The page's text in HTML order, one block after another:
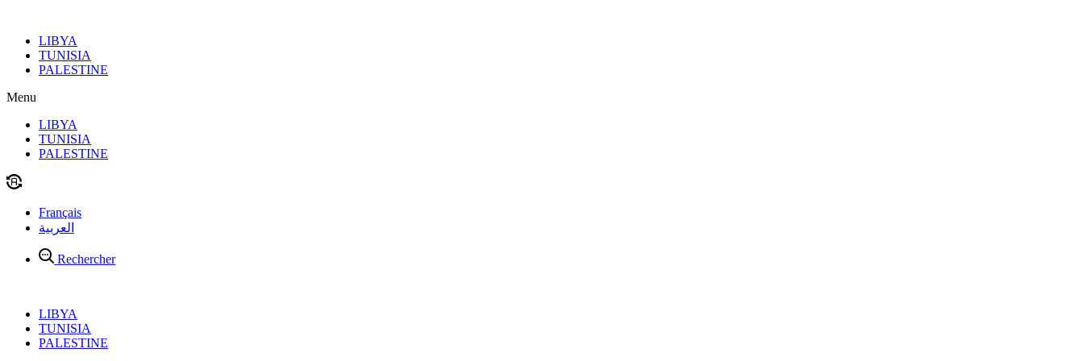
contenuLIBYA
TUNISIA
PALESTINE
Menu
LIBYA
TUNISIA
PALESTINE
Français
العربية
Rechercher
LIBYA
TUNISIA
PALESTINE